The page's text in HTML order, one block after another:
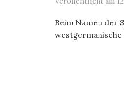
Beim Namen der
westgermanische